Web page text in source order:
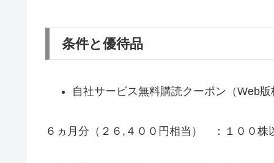
条件と優待品
自社サービス無料購読クーポン（Web版
６ヵ月分（２６,４００円相当） ：１００株